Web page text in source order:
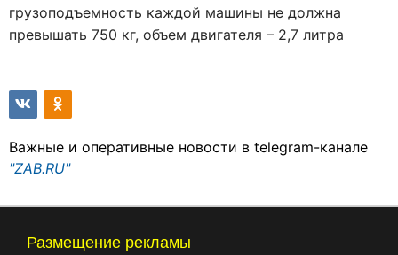
грузоподъемность каждой машины не должна
превышать 750 кг, объем двигателя – 2,7 литра
Важные и оперативные новости в telegram-канале
"ZAB.RU"
Размещение рекламы